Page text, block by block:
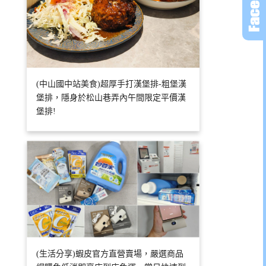
(中山國中站美食)超厚手打漢堡排-粗堡漢
堡排，隱身於松山巷弄內午間限定平價漢
堡排!
(生活分享)蝦皮官方直營賣場，嚴選商品